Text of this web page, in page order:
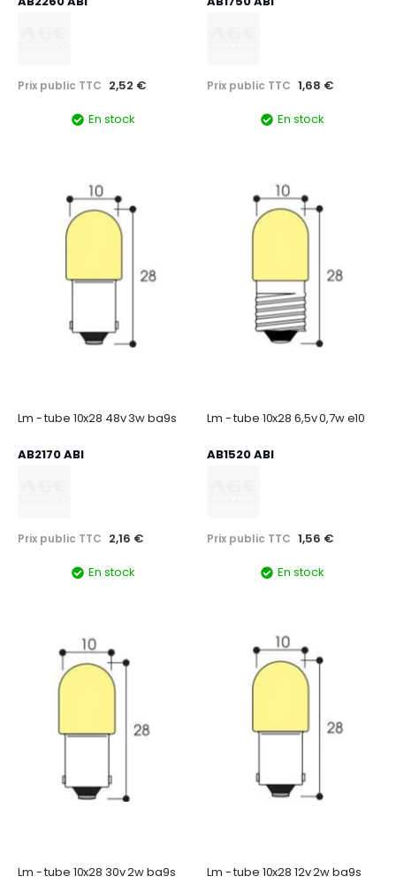
Prix public TTC 2,52 €
En stock
Prix public TTC 1,68 €
En stock
Lm - tube 10x28 48v 3w ba9s
AB2170 ABI
Prix public TTC 2,16 €
En stock
Lm - tube 10x28 6,5v 0,7w e10
AB1520 ABI
Prix public TTC 1,56 €
En stock
Lm - tube 10x28 30v 2w ba9s Lm - tube 10x28 12v 2w ba9s